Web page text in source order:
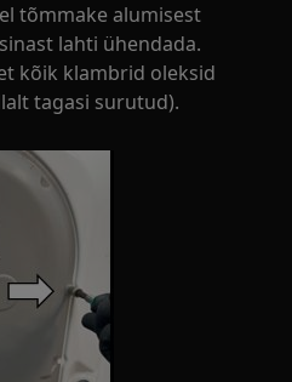
tõmmake alumisest
lahti ühendada.
kõik klambrid oleksid
tagasi surutud).